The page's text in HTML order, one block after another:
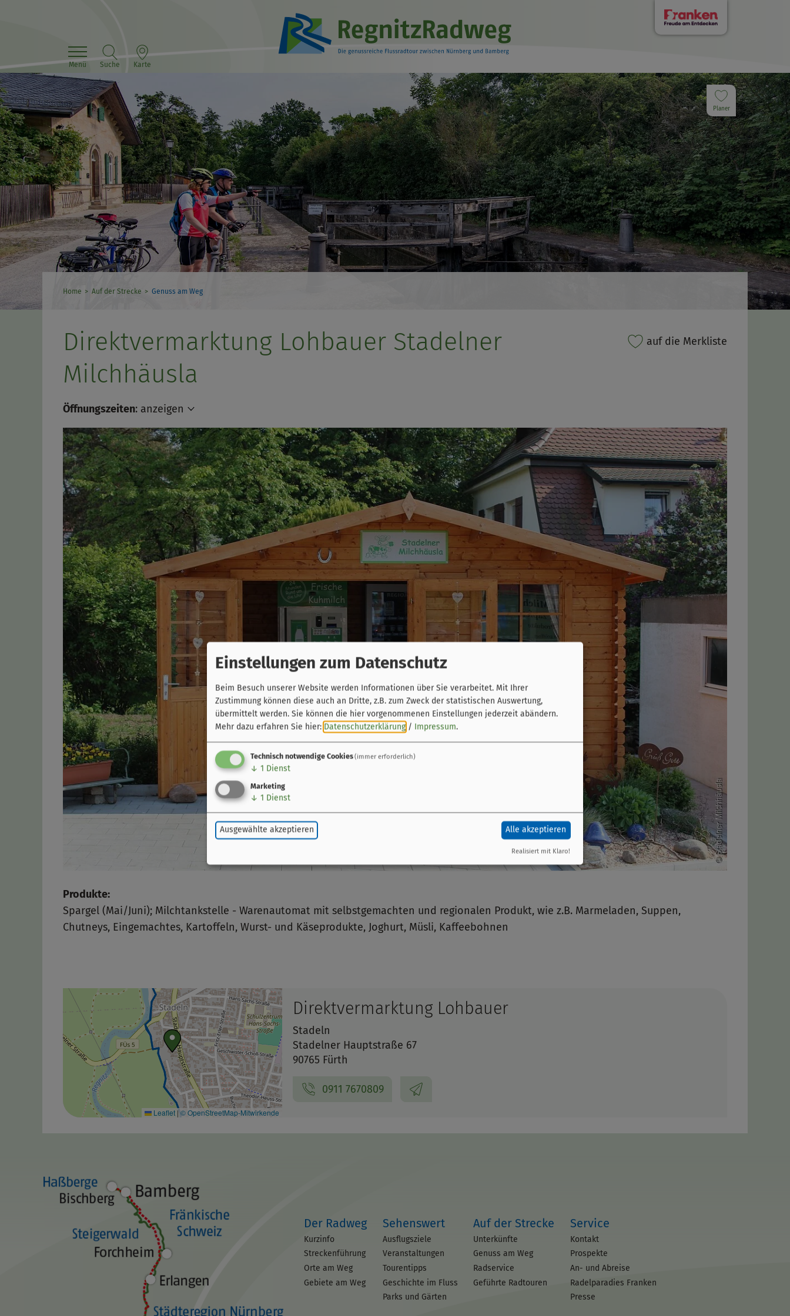
Menü Suche Karte
Planer
Home Auf der Strecke Genuss am Weg
auf die Merkliste
Direktvermarktung Lohbauer Stadelner
Milchhäusla
Öffnungszeiten: anzeigen
Produkte:
Spargel (Mai/Juni); Milchtankstelle - Warenautomat mit selbstgemachten und regionalen Produkt, wie z.B. Marmeladen, Suppen,
Chutneys, Eingemachtes, Kartoffeln, Wurst- und Käseprodukte, Joghurt, Müsli, Kaffeebohnen
Leaflet | © OpenStreetMap-Mitwirkende
Direktvermarktung Lohbauer
Stadeln
Stadelner Hauptstraße 67
90765 Fürth
0911 7670809
Der Radweg
Kurzinfo
Streckenführung
Orte am Weg
Gebiete am Weg
Sehenswert
Ausflugsziele
Veranstaltungen
Tourentipps
Geschichte im Fluss
Parks und Gärten
Auf der Strecke
Unterkünfte
Genuss am Weg
Radservice
Geführte Radtouren
Service
Kontakt
Prospekte
An- und Abreise
Radelparadies Franken
Presse
Einstellungen zum Datenschutz
Beim Besuch unserer Website werden Informationen über Sie verarbeitet. Mit Ihrer
Zustimmung können diese auch an Dritte, z.B. zum Zweck der statistischen Auswertung,
übermittelt werden. Sie können die hier vorgenommenen Einstellungen jederzeit abändern.
Mehr dazu erfahren Sie hier: Datenschutzerklärung / Impressum.
Technisch notwendige Cookies(immer erforderlich)
↓ 1 Dienst
Marketing
↓ 1 Dienst
Ausgewählte akzeptieren Alle akzeptieren
Realisiert mit Klaro!